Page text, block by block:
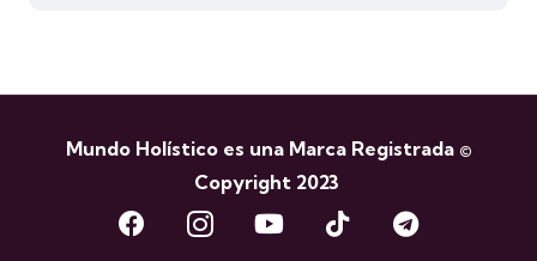
Mundo Holístico es una Marca Registrada ©
Copyright 2023